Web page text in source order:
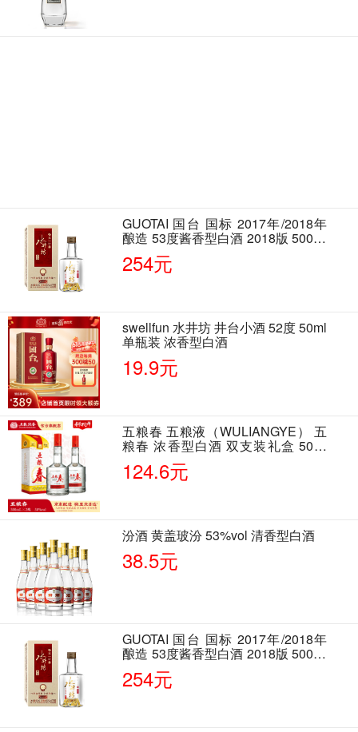
GUOTAI 国台 国标 2017年/2018年
酿造 53度酱香型白酒 2018版 500ml
单瓶装
254元
swellfun 水井坊 井台小酒 52度 50ml
单瓶装 浓香型白酒
19.9元
五粮春 五粮液（WULIANGYE） 五
粮春 浓香型白酒 双支装礼盒 50度
500ml*2瓶 含酒具
124.6元
汾酒 黄盖玻汾 53%vol 清香型白酒
38.5元
GUOTAI 国台 国标 2017年/2018年
酿造 53度酱香型白酒 2018版 500ml
单瓶装
254元